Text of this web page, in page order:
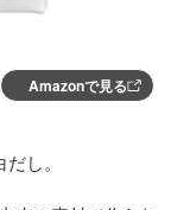
Amazonで見る
し。